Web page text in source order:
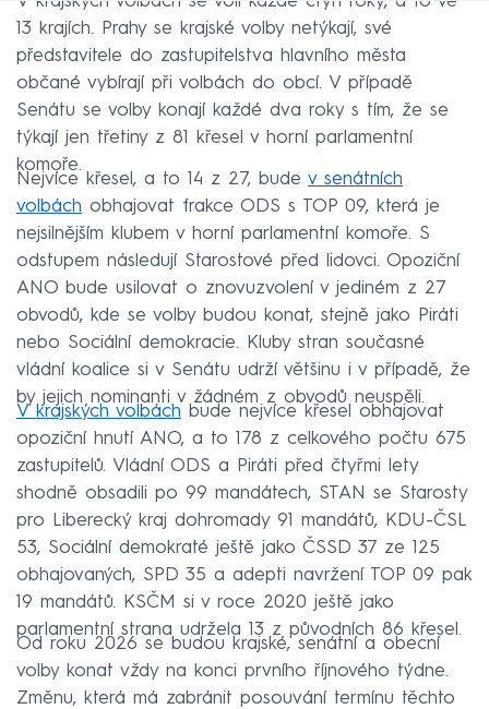
13 krajích. Prahy se krajské volby netýkají, své
představitele do zastupitelstva hlavního města
občané vybírají při volbách do obcí. V případě
Senátu se volby konají každé dva roky s tím, že se
týkají jen třetiny z 81 křesel v horní parlamentní
komoře.
Nejvíce křesel, a to 14 z 27, bude v senátních
volbách obhajovat frakce ODS s TOP 09, která je
nejsilnějším klubem v horní parlamentní komoře. S
odstupem následují Starostové před lidovci. Opoziční
ANO bude usilovat o znovuzvolení v jediném z 27
obvodů, kde se volby budou konat, stejně jako Piráti
nebo Sociální demokracie. Kluby stran současné
vládní koalice si v Senátu udrží většinu i v případě, že
by jejich nominanti v žádném z obvodů neuspěli.
V krajských volbách bude nejvíce křesel obhajovat
opoziční hnutí ANO, a to 178 z celkového počtu 675
zastupitelů. Vládní ODS a Piráti před čtyřmi lety
shodně obsadili po 99 mandátech, STAN se Starosty
pro Liberecký kraj dohromady 91 mandátů, KDU-ČSL
53, Sociální demokraté ještě jako ČSSD 37 ze 125
obhajovaných, SPD 35 a adepti navržení TOP 09 pak
19 mandátů. KSČM si v roce 2020 ještě jako
parlamentní strana udržela 13 z původních 86 křesel.
Od roku 2026 se budou krajské, senátní a obecní
volby konat vždy na konci prvního říjnového týdne.
Změnu, která má zabránit posouvání termínu těchto